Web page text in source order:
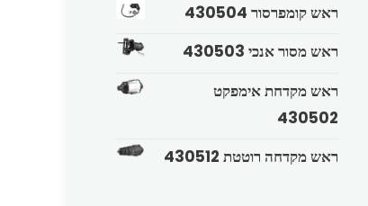
ראש קומפרסור 430504
ראש מסור אנכי 430503
ראש מקדחת אימפקט
430502
ראש מקדחה רוטטת 430512